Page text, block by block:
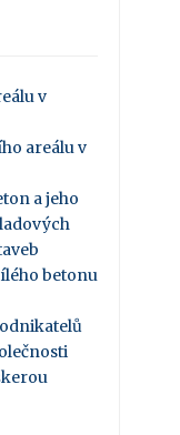
v
areálu v
a jeho
betonu